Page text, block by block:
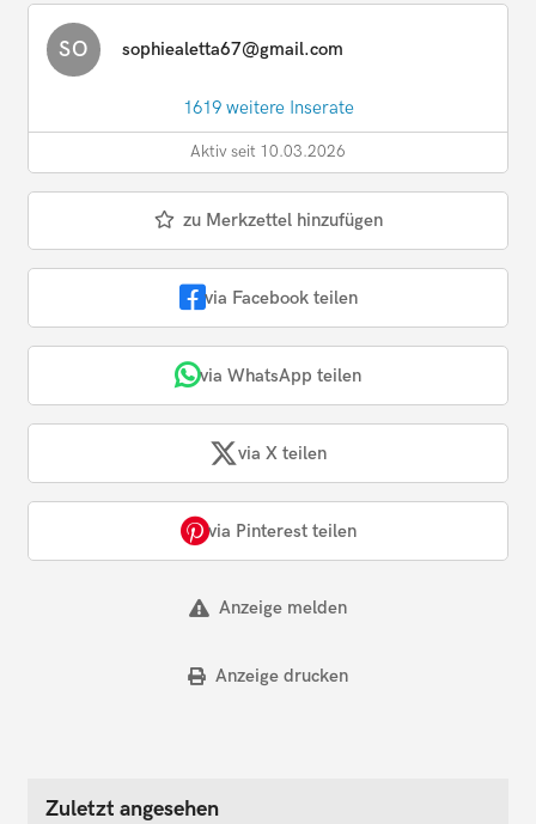
SO sophiealetta67@gmail.com
1619 weitere Inserate
Aktiv seit 10.03.2026
zu Merkzettel hinzufügen
via Facebook teilen
via WhatsApp teilen
via X teilen
via Pinterest teilen
Anzeige melden
Anzeige drucken
Zuletzt angesehen